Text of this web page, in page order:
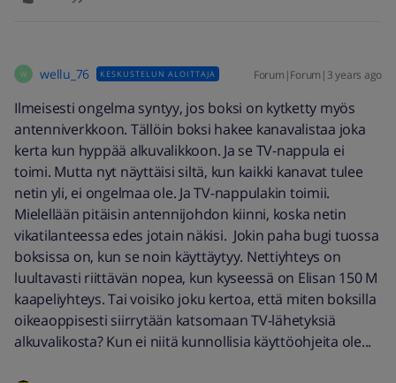
W wellu_76 KESKUSTELUN ALOITTAJA Forum|Forum|3 years ago
Ilmeisesti ongelma syntyy, jos boksi on kytketty myös
antenniverkkoon. Tällöin boksi hakee kanavalistaa joka
kerta kun hyppää alkuvalikkoon. Ja se TV-nappula ei
toimi. Mutta nyt näyttäisi siltä, kun kaikki kanavat tulee
netin yli, ei ongelmaa ole. Ja TV-nappulakin toimii.
Mielellään pitäisin antennijohdon kiinni, koska netin
vikatilanteessa edes jotain näkisi. Jokin paha bugi tuossa
boksissa on, kun se noin käyttäytyy. Nettiyhteys on
luultavasti riittävän nopea, kun kyseessä on Elisan 150 M
kaapeliyhteys. Tai voisiko joku kertoa, että miten boksilla
oikeaoppisesti siirrytään katsomaan TV-lähetyksiä
alkuvalikosta? Kun ei niitä kunnollisia käyttöohjeita ole...